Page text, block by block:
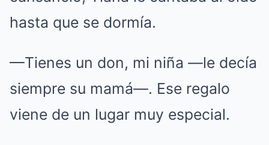
hasta que se dormía.
—Tienes un don, mi niña —le decía
siempre su mamá—. Ese regalo
viene de un lugar muy especial.